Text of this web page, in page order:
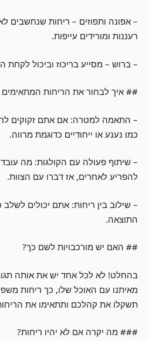
– אפונה ותפוזים – ריחות שנחשבים
רעננות ומורידים עייפות.
– ברוש – מסייע בריכוז וביכול לקחת
## איך לבחור את הריחות
– התאמה למטרה: אם אתם זקוקים
כמו נענע או ייחודיים כדוגמת מרווה.
– שיתוף פעולה עם הקולגות: מה
להפריע לאחרים, אז דברו עם הצוות.
– שילוב בין ריחות: אתם יכולים
התוצאה.
## האם יש מורכבויות לשם כך?
בהחלט! לא לכל אחד יש את אותה
מאיתנו עם האוכל שלו, כך ריחות
תשקלו את קהלכם ותתאימו את
### מה יקרה אם לא יהיו ריחות?